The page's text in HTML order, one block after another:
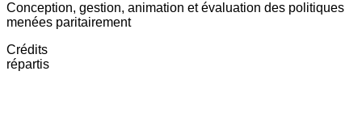
Conception, gestion, animation et évaluation des politiques
menées paritairement
Crédits
répartis